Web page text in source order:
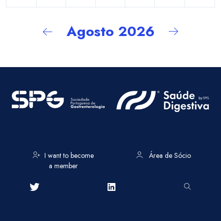
Agosto 2026
I want to become
a member
Área de Sócio